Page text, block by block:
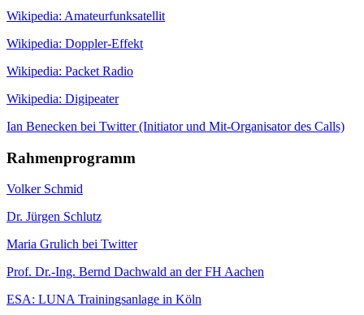
Wikipedia: Amateurfunksatellit
Wikipedia: Doppler-Effekt
Wikipedia: Packet Radio
Wikipedia: Digipeater
Ian Benecken bei Twitter (Initiator und Mit-Organisator des Calls)
Rahmenprogramm
Volker Schmid
Dr. Jürgen Schlutz
Maria Grulich bei Twitter
Prof. Dr.-Ing. Bernd Dachwald an der FH Aachen
ESA: LUNA Trainingsanlage in Köln